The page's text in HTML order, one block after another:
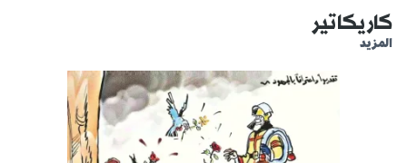
كاريكاتير
المزيد